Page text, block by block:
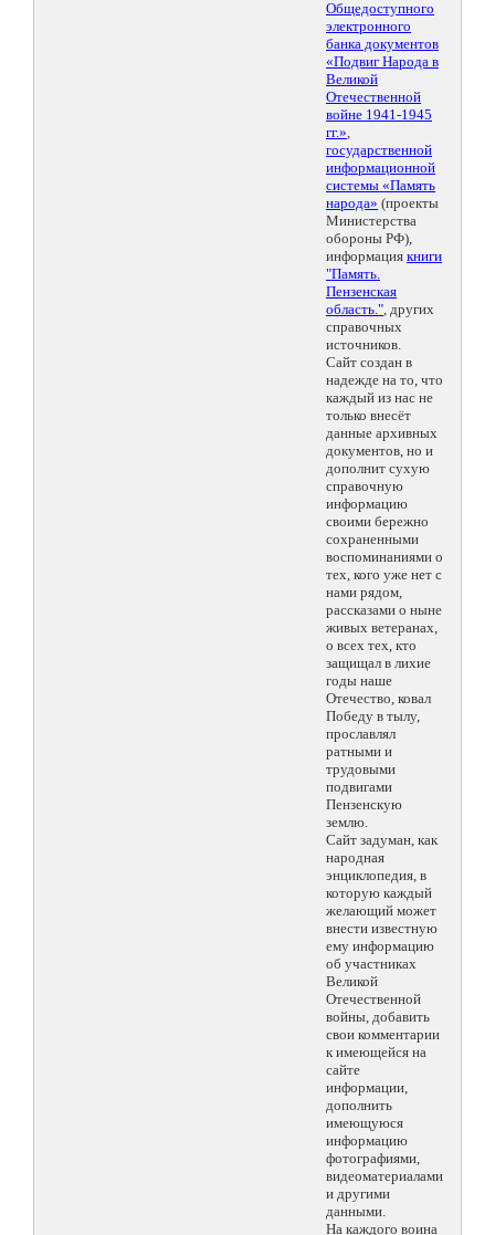
Общедоступного
электронного
банка документов
«Подвиг Народа в
Великой
Отечественной
войне 1941-1945
гг.»,
государственной
информационной
системы «Память
народа» (проекты
Министерства
обороны РФ),
информация книги
"Память.
Пензенская
область.", других
справочных
источников.
Сайт создан в
надежде на то, что
каждый из нас не
только внесёт
данные архивных
документов, но и
дополнит сухую
справочную
информацию
своими бережно
сохраненными
воспоминаниями о
тех, кого уже нет с
нами рядом,
рассказами о ныне
живых ветеранах,
о всех тех, кто
защищал в лихие
годы наше
Отечество, ковал
Победу в тылу,
прославлял
ратными и
трудовыми
подвигами
Пензенскую
землю.
Сайт задуман, как
народная
энциклопедия, в
которую каждый
желающий может
внести известную
ему информацию
об участниках
Великой
Отечественной
войны, добавить
свои комментарии
к имеющейся на
сайте
информации,
дополнить
имеющуюся
информацию
фотографиями,
видеоматериалами
и другими
данными.
На каждого воина